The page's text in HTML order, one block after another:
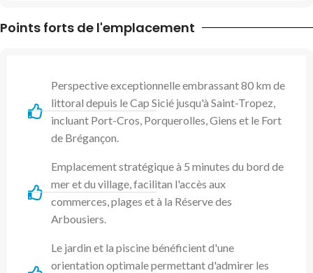
Points forts de l'emplacement
Perspective exceptionnelle embrassant 80 km de
littoral depuis le Cap Sicié jusqu'à Saint-Tropez,
incluant Port-Cros, Porquerolles, Giens et le Fort
de Brégançon.
Emplacement stratégique à 5 minutes du bord de
mer et du village, facilitan l'accès aux
commerces, plages et à la Réserve des
Arbousiers.
Le jardin et la piscine bénéficient d'une
orientation optimale permettant d'admirer les